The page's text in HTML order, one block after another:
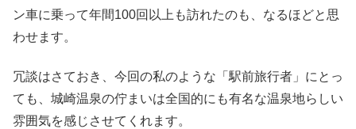
ン車に乗って年間100回以上も訪れたのも、なるほどと思
わせます。
冗談はさておき、今回の私のような「駅前旅行者」にとっ
ても、城崎温泉の佇まいは全国的にも有名な温泉地らしい
雰囲気を感じさせてくれます。